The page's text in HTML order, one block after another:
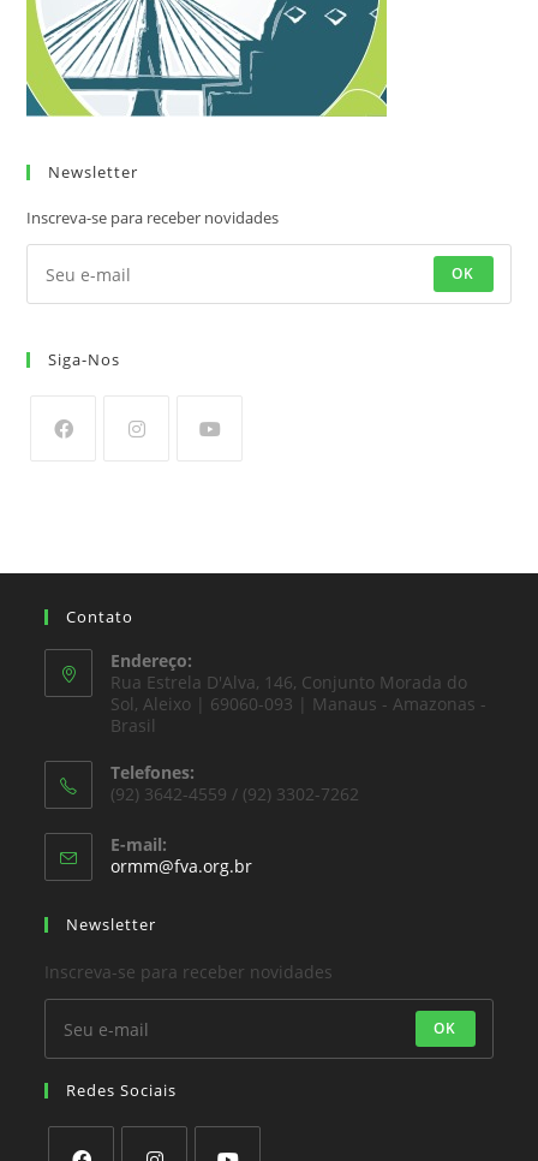
Newsletter
Inscreva-se para receber novidades
OK
Siga-Nos
Contato
Endereço:
Rua Estrela D'Alva, 146, Conjunto Morada do
Sol, Aleixo | 69060-093 | Manaus - Amazonas -
Brasil
Telefones:
(92) 3642-4559 / (92) 3302-7262
E-mail:
ormm@fva.org.br
Newsletter
Inscreva-se para receber novidades
OK
Redes Sociais